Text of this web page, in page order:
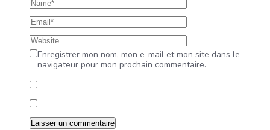
Enregistrer mon nom, mon e-mail et mon site dans le
navigateur pour mon prochain commentaire.